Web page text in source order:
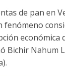
de pan en
económica
Bichir Nahum